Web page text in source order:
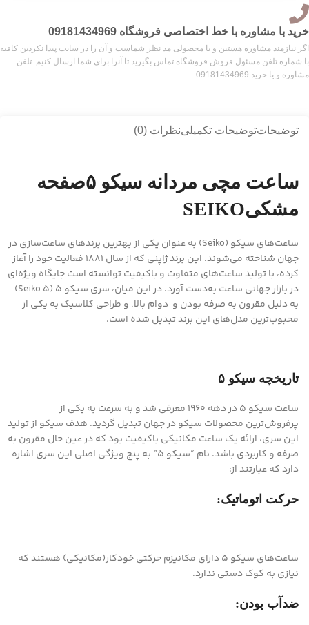
خرید با مشاوره با خط اختصاصی فروشگاه 09181434969
اگر نیازمند مشاوره هستین و یا محصولی مد نظر شماست و آن را در سایت پیدا نکردین کافیه
با شماره تلفن مسئول فروش فروشگاه تماس بگیرید تا آنرا برای شما ارسال کنیم. تلفن
مشاوره و یا خرید 09181434969
توضیحاتتوضیحات تکمیلینظرات (0)
ساعت مچی مردانه سیکو ۵صفحه
مشکیSEIKO
ساعت‌های سیکو (Seiko) به عنوان یکی از بهترین برندهای ساعت‌سازی در
جهان شناخته می‌شوند. این برند ژاپنی که از سال ۱۸۸۱ فعالیت خود را آغاز
کرده، با تولید ساعت‌های متفاوت و باکیفیت توانسته است جایگاه ویژه‌ای
در بازار جهانی ساعت به‌دست آورد. در این میان، سری سیکو ۵ (Seiko 5)
به دلیل مقرون به صرفه بودن و دوام بالا، و طراحی کلاسیک به یکی از
محبوب‌ترین مدل‌های این برند تبدیل شده است.
تاریخچه سیکو ۵
ساعت سیکو ۵ در دهه ۱۹۶۰ معرفی شد و به سرعت به یکی از
پرفروش‌ترین محصولات سیکو در جهان تبدیل گردید. هدف سیکو از تولید
این سری، ارائه یک ساعت مکانیکی باکیفیت بود که در عین حال مقرون به
صرفه و کاربردی باشد. نام “سیکو ۵” به پنج ویژگی اصلی این سری اشاره
دارد که عبارتند از:
حرکت اتوماتیک:
ساعت‌های سیکو ۵ دارای مکانیزم حرکتی خودکار(مکانیکی) هستند که
نیازی به کوک دستی ندارد.
ضدآب بودن: